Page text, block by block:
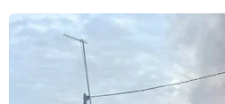
Quân đội Ấn Độ,